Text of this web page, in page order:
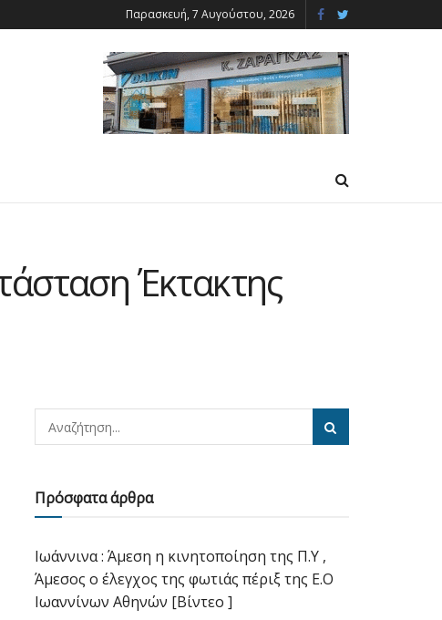
Παρασκευή, 7 Αυγούστου, 2026
Έκτακτης
Πρόσφατα άρθρα
Ιωάννινα : Άμεση η κινητοποίηση της Π.Υ ,
Άμεσος ο έλεγχος της φωτιάς πέριξ της Ε.Ο
Ιωαννίνων Αθηνών [Βίντεο ]